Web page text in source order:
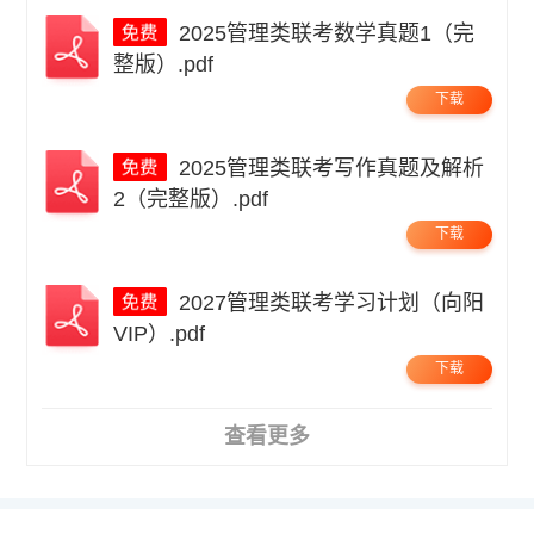
整版）.pdf
下载
2（完整版）.pdf
下载
VIP）.pdf
下载
查看更多